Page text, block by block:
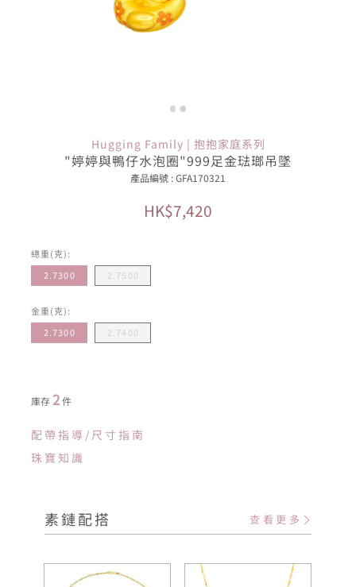
Hugging Family | 抱抱家庭系列
"婷婷與鴨仔水泡圈"999足金琺瑯吊墜
產品編號 : GFA170321
HK$7,420
總重(克):
2.7300
2.7500
金重(克):
2.7300
2.7400
庫存 2件
配帶指導/尺寸指南
珠寶知識
素鏈配搭 查看更多